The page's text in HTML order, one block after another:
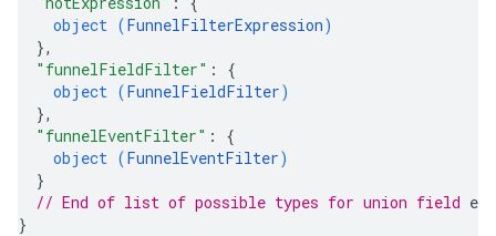
object (FunnelFilterExpression)
},
"funnelFieldFilter" : {
object (FunnelFieldFilter)
},
"funnelEventFilter" : {
object (FunnelEventFilter)
}
// End of list of possible types for union field
}